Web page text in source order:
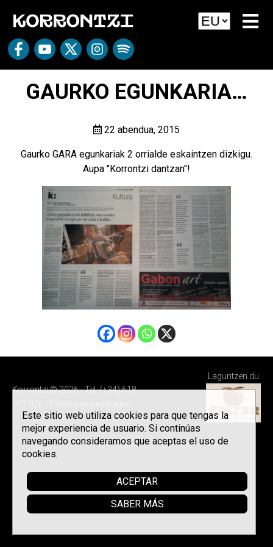
GAURKO EGUNKARIA…
22 abendua, 2015
Gaurko GARA egunkariak 2 orrialde eskaintzen dizkigu.
Aupa "Korrontzi dantzan"!
Korrontzi © 2026 - Tel. (+34) 618
Laguntzen du
Este sitio web utiliza cookies para que tengas la
mejor experiencia de usuario. Si continúas
navegando consideramos que aceptas el uso de
cookies.
ACEPTAR
SABER MÁS